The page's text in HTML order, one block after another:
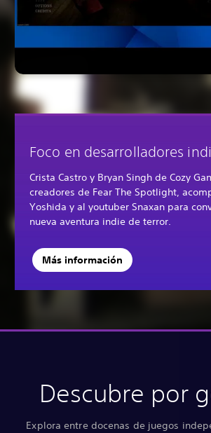
Foco en desarrolladores
Crista Castro y Bryan Singh de Cozy
creadores de Fear The Spotlight,
Yoshida y al youtuber Snaxan para
nueva aventura indie de terror.
Más información
Descubre por
Explora entre docenas de juegos